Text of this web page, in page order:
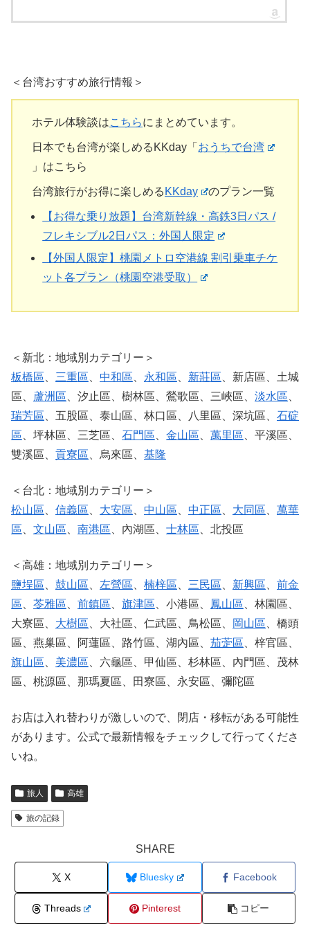
＜台湾おすすめ旅行情報＞
ホテル体験談はこちらにまとめています。
日本でも台湾が楽しめるKKday「 おうちで台湾
」はこちら
台湾旅行がお得に楽しめる KKday のプラン一覧
【お得な乗り放題】台湾新幹線・高鉄3日パス /
フレキシブル2日パス：外国人限定
【外国人限定】桃園メトロ空港線 割引乗車チケ
ット各プラン（桃園空港受取）
＜新北：地域別カテゴリー＞
板橋區
三重區 中和區 永和區 新莊區 、新店區、土城
區、 蘆洲區 、汐止區、樹林區、鶯歌區、三峽區、 淡水區
瑞芳區 、五股區、泰山區、林口區、八里區、深坑區、 石碇
區 、坪林區、三芝區、 石門區 金山區 萬里區 、平溪區、
雙溪區、 貢寮區 、烏來區、 基隆
＜台北：地域別カテゴリー＞
松山區
信義區 大安區 中山區 中正區 大同區
萬華
區
文山區 南港區 、內湖區、 士林區 、北投區
＜高雄：地域別カテゴリー＞
鹽埕區
鼓山區 左營區 楠梓區 三民區 新興區
前金
區
苓雅區 前鎮區 旗津區 、小港區、 鳳山區 、林園區、
大寮區、 大樹區 、大社區、仁武區、鳥松區、 岡山區 、橋頭
區、燕巢區、阿蓮區、路竹區、湖內區、 茄萣區 、梓官區、
旗山區
美濃區 、六龜區、甲仙區、杉林區、內門區、茂林
區、桃源區、那瑪夏區、田寮區、永安區、彌陀區
お店は入れ替わりが激しいので、閉店・移転がある可能性
があります。公式で最新情報をチェックして行ってくださ
いね。
旅人 高雄
旅の記録
SHARE
X Bluesky Facebook
Threads Pinterest コピー